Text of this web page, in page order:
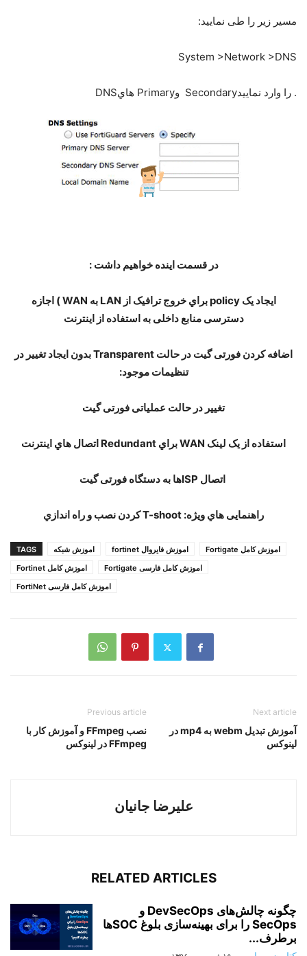
ﻣﺴﯿﺮ زﯾﺮ را ﻃﯽ ﻧﻤﺎﯾﯿﺪ:
System >Network >DNS
. را وارد ﻧﻤﺎﯾﯿﺪSecondary وPrimary ﻫﺎيDNS
در قسمت اینده خواهیم داشت :
اﯾﺠﺎد ﯾﮏpolicyﺑﺮاي ﺧﺮوج ﺗﺮاﻓﯿﮏ از LAN ﺑﻪ WAN) اﺟﺎزه
دﺳﺘﺮﺳﯽ ﻣﻨﺎﺑﻊ داﺧﻠﯽ ﺑﻪ اﺳﺘﻔﺎده از اﯾﻨﺘﺮﻧﺖ
اﺿﺎﻓﻪ ﮐﺮدن ﻓﻮرﺗﯽ ﮔﯿﺖ در ﺣﺎﻟﺖ Transparentﺑﺪون اﯾﺠﺎد ﺗﻐﯿﯿﺮ در
ﺗﻨﻈﯿﻤﺎت ﻣﻮﺟﻮد:
ﺗﻐﯿﯿﺮ در ﺣﺎﻟﺖ ﻋﻤﻠﯿﺎﺗﯽ ﻓﻮرﺗﯽ ﮔﯿﺖ
اﺳﺘﻔﺎده از ﯾﮏ ﻟﯿﻨﮏ WANﺑﺮاي Redundant اﺗﺼﺎل ﻫﺎي اﯾﻨﺘﺮﻧﺖ
اﺗﺼﺎل ISPﻫﺎ ﺑﻪ دﺳﺘﮕﺎه ﻓﻮرﺗﯽ ﮔﯿﺖ
راﻫﻨﻤﺎﯾﯽ ﻫﺎي وﯾﮋه: T-shootﮐﺮدن ﻧﺼﺐ و راه اﻧﺪازي
TAGS اموزش شبکه اموزش فایروال fortinet
اموزش کامل Fortigate
اموزش کامل Fortinet
اموزش کامل فارسی Fortigate
اموزش کامل فارسی FortiNet
Previous article
نصب FFmpeg و آموزش کار با
FFmpeg در لینوکس
Next article
آموزش تبدیل webm به mp4 در
لینوکس
علیرضا جانیان
RELATED ARTICLES
چگونه چالش‌های DevSecOps و
SecOps را برای بهینه‌سازی بلوغ SOC‌ها
برطرف...